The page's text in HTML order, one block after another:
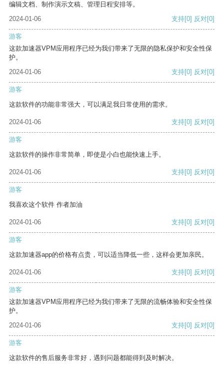
编辑文档、制作演示文稿、管理日程安排等。
2024-01-06
支持[0] 反对[0]
游客
这款加速器VPM应用程序已经为我们带来了无限的隐私保护和安全性保
护。
2024-01-06
支持[0] 反对[0]
游客
这款软件的功能非常强大，可以满足我日常使用的需求。
2024-01-06 支持[0] 反对[0]
游客
这款软件的操作非常简单，即使是小白也能快速上手。
2024-01-06 支持[0] 反对[0]
游客
我喜欢这个软件 作者加油
2024-01-06 支持[0] 反对[0]
游客
这款加速器app的价格有点贵，可以适当降低一些，这样会更加亲民。
2024-01-06 支持[0] 反对[0]
游客
这款加速器VPM应用程序已经为我们带来了无限的流畅体验和安全性保
护。
2024-01-06
支持[0] 反对[0]
游客
这款软件的售后服务非常好，遇到问题都能得到及时解决。